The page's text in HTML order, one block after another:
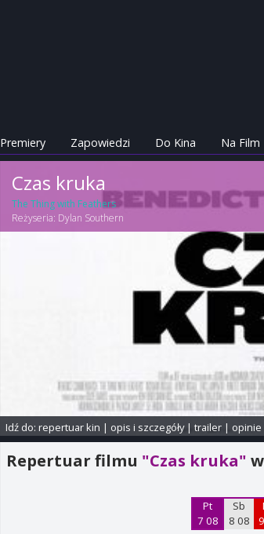
Premiery Zapowiedzi Do Kina Na Film
Czas kruka
The Thing with Feathers
Reżyseria: Dylan Southern
Idź do: repertuar kin | opis i szczegóły| trailer| opinie
Repertuar filmu "Czas kruka"
Pt
7 08
Sb
8 08